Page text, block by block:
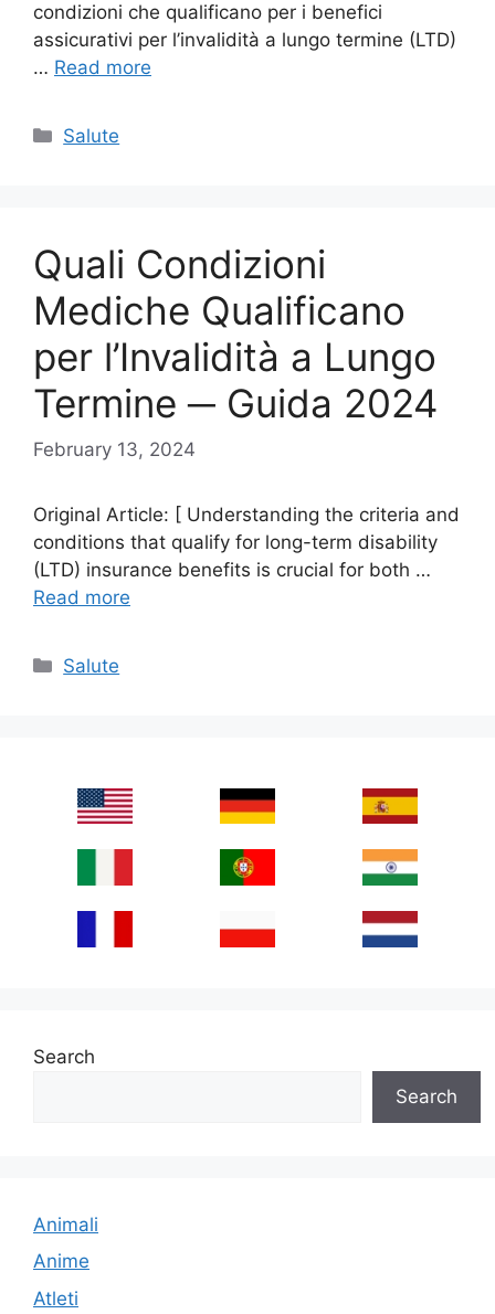
condizioni che qualificano per i benefici
assicurativi per l’invalidità a lungo termine (LTD)
… Read more
Categories
Salute
Quali Condizioni
Mediche Qualificano
per l’Invalidità a Lungo
Termine ─ Guida 2024
February 13, 2024
Original Article: [ Understanding the criteria and
conditions that qualify for long-term disability
(LTD) insurance benefits is crucial for both …
Read more
Categories
Salute
Search
Search
Animali
Anime
Atleti